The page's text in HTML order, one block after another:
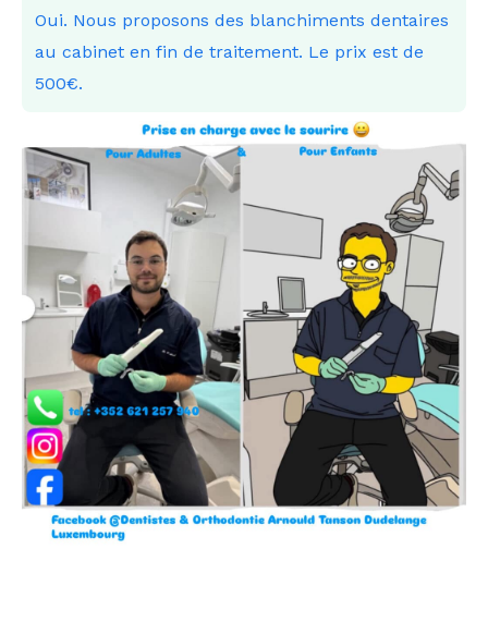
Oui. Nous proposons des blanchiments dentaires
au cabinet en fin de traitement. Le prix est de
500€.